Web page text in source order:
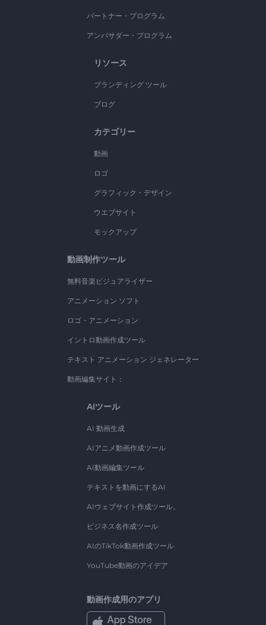
パートナー・プログラム
アンバサダー・プログラム
リソース
ブランディング ツール
ブログ
カテゴリー
動画
ロゴ
グラフィック・デザイン
ウエブサイト
モックアップ
動画制作ツール
無料音楽ビジュアライザー
アニメーション ソフト
ロゴ・アニメーション
イントロ動画作成ツール
テキスト アニメーション ジェネレーター
動画編集サイト：
AIツール
AI 動画生成
AIアニメ動画作成ツール
AI動画編集ツール
テキストを動画にするAI
AIウェブサイト作成ツール。
ビジネス名作成ツール
AIのTikTok動画作成ツール
YouTube動画のアイデア
動画作成用のアプリ